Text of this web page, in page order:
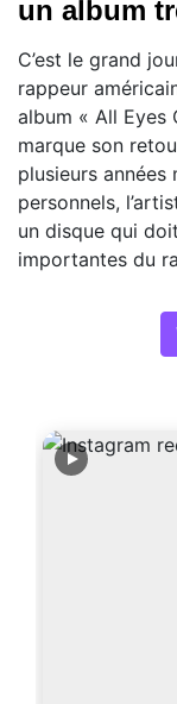
un album
C’est le grand
rappeur
album « All Eyes
marque son
plusieurs années
personnels,
un disque qui
importantes du